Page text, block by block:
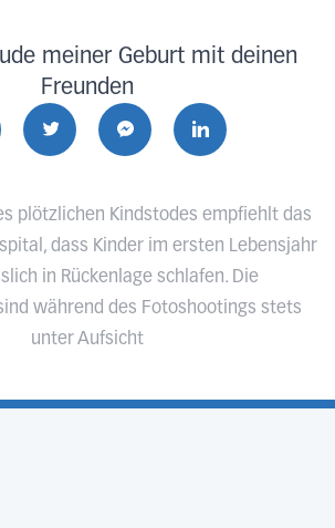
meiner Geburt mit deinen
Freunden
plötzlichen Kindstodes empfiehlt das
dass Kinder im ersten Lebensjahr
in Rückenlage schlafen. Die
während des Fotoshootings stets
unter Aufsicht